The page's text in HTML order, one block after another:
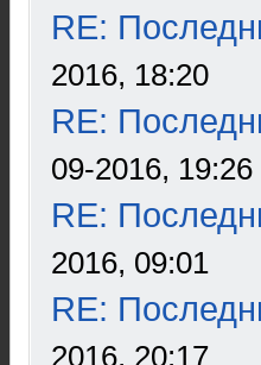
RE:
2016, 18:20
RE:
09-2016, 19:26
RE:
2016, 09:01
RE:
2016, 20:17